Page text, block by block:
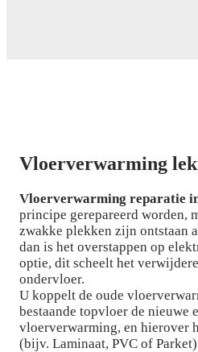
Vloerverwarming
Vloerverwarming reparatie
principe gerepareerd worden,
zwakke plekken zijn ontstaan
dan is het overstappen op
optie, dit scheelt het
ondervloer.
U koppelt de oude
bestaande topvloer de nieuwe
vloerverwarming, en hierover
(bijv. Laminaat, PVC of